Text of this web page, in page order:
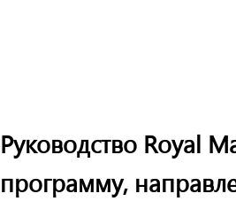
Руководство Royal
программу,